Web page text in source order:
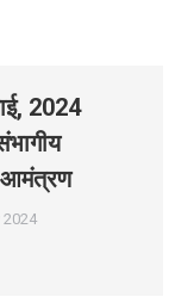
2024
आमंत्रण
2024